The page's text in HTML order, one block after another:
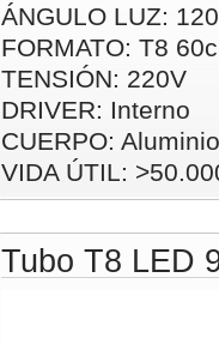
ÁNGULO LUZ:
FORMATO: T8
TENSIÓN: 220V
DRIVER: Interno
CUERPO: Aluminio
VIDA ÚTIL:
Tubo T8 LED